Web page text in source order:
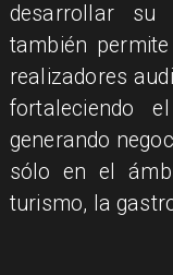
desarrollar su
también
realizadores
fortaleciendo
generando
sólo en el
turismo, la